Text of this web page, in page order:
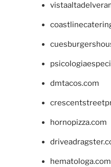
dmtacos.com
hornopizza.com
hematologa.com